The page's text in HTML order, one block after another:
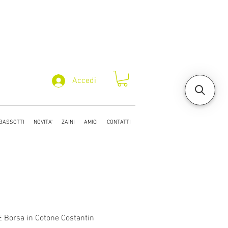
Accedi
NOVITA' ZAINI AMICI CONTATTI
Borsa in Cotone Costantin